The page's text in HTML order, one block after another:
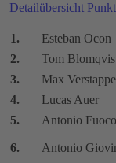
Detailübersicht
1. Esteban Ocon
2.
Tom
3.
Max
4.
Lucas Auer
5.
Antonio Fuoco
6. Antonio